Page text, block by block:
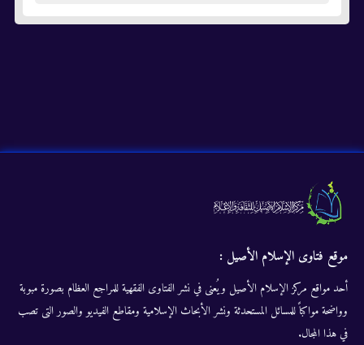
موقع فتاوى الإسلام الأصيل :
أحد مواقع مركز الإسلام الأصيل ويُعنى في نشر الفتاوى الفقهية للمراجع العظام بصورة مبوبة
وواضحة مواكباً للمسائل المستحدثة ونشر الأبحاث الإسلامية ومقاطع الفيديو والصور التى تصب
في هذا المجال.